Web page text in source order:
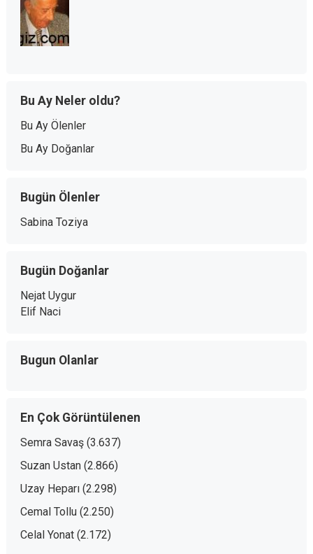
Bu Ay Neler oldu?
Bu Ay Ölenler
Bu Ay Doğanlar
Bugün Ölenler
Sabina Toziya
Bugün Doğanlar
Nejat Uygur
Elif Naci
Bugun Olanlar
En Çok Görüntülenen
Semra Savaş (3.637)
Suzan Ustan (2.866)
Uzay Heparı (2.298)
Cemal Tollu (2.250)
Celal Yonat (2.172)